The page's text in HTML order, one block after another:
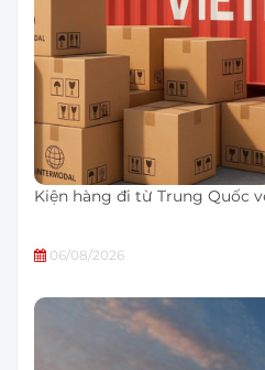
Kiện hàng đi từ Trung Quốc
06/08/2026